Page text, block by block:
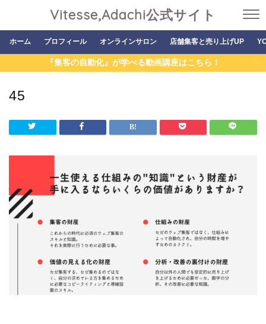
Vitesse,Adachi公式サイト
ホーム プロフィール オンラインサロン 店舗集客と売り上げUP
『集客の自動化』が学べる動画講座はこちら！
45